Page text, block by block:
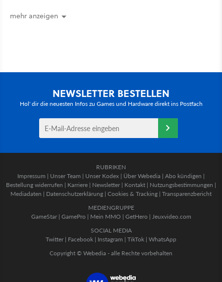
mehr anzeigen
NEWSLETTER BESTELLEN
Hol' dir die neuesten Infos zu Games und Hardware direkt ins Postfach
RUBRIKEN
Impressum | Unser Team | Unser Kodex | Über Webedia | Abo kündigen |
Bestellung widerrufen | Karriere | Newsletter | Kontakt | Nutzungsbestimmungen |
Mediadaten | Datenschutzerklärung | Cookies & Tracking | Transparenzbericht
MEDIENGRUPPE
GameStar| GamePro | Mein MMO | GetHero | Jeuxvideo.com
SOCIAL MEDIA
Twitter | Facebook | Instagram | TikTok | WhatsApp
Copyright © Webedia - alle Rechte vorbehalten